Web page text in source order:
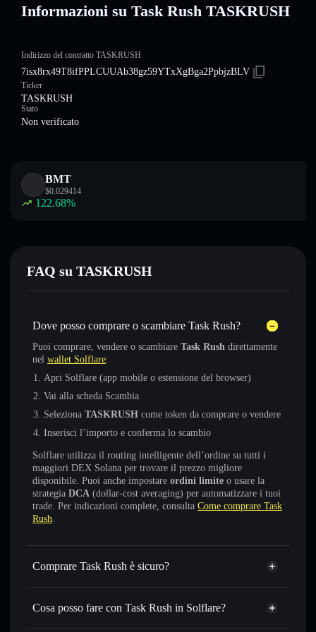
Informazioni su Task Rush TASKRUSH
Indirizzo del contratto TASKRUSH
7isx8rx49T8ifPPLCUUAb38gz59YTxXgBga2PpbjzBLV
Ticker
TASKRUSH
Stato
Non verificato
BMT
$0.029414
122.68%
FAQ su TASKRUSH
Dove posso comprare o scambiare Task Rush?
Puoi comprare, vendere o scambiare Task Rush direttamente
nel wallet Solflare:
Apri Solflare (app mobile o estensione del browser)
Vai alla scheda Scambia
Seleziona TASKRUSH come token da comprare o vendere
Inserisci l’importo e conferma lo scambio
Solflare utilizza il routing intelligente dell’ordine su tutti i
maggiori DEX Solana per trovare il prezzo migliore
disponibile. Puoi anche impostare ordini limite o usare la
strategia DCA (dollar-cost averaging) per automatizzare i tuoi
trade. Per indicazioni complete, consulta Come comprare Task
Rush.
Comprare Task Rush è sicuro?
Task Rush non è verificato
Cosa posso fare con Task Rush in Solflare?
Task Rush
wallet Solflare